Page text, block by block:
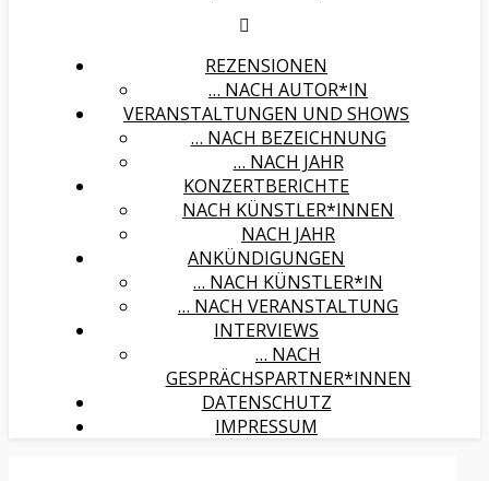
REZENSIONEN
… NACH AUTOR*IN
VERANSTALTUNGEN UND SHOWS
… NACH BEZEICHNUNG
… NACH JAHR
KONZERTBERICHTE
NACH KÜNSTLER*INNEN
NACH JAHR
ANKÜNDIGUNGEN
… NACH KÜNSTLER*IN
… NACH VERANSTALTUNG
INTERVIEWS
… NACH
GESPRÄCHSPARTNER*INNEN
DATENSCHUTZ
IMPRESSUM